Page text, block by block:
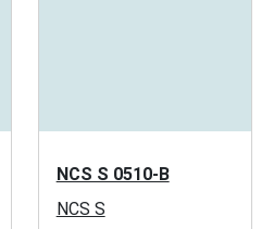
NCS S 0510-B
NCS S